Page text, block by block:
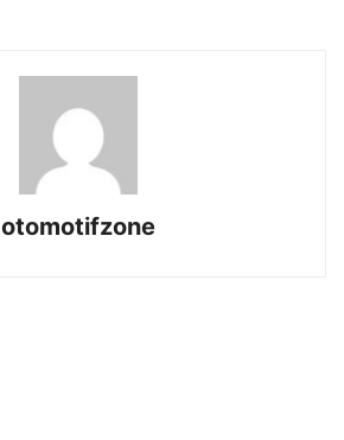
otomotifzone